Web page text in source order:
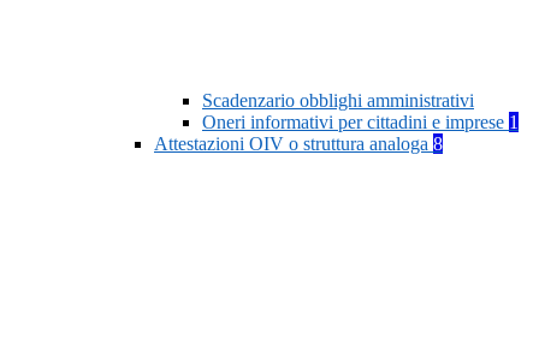
Scadenzario obblighi amministrativi
Oneri informativi per cittadini e imprese 1
Attestazioni OIV o struttura analoga 8